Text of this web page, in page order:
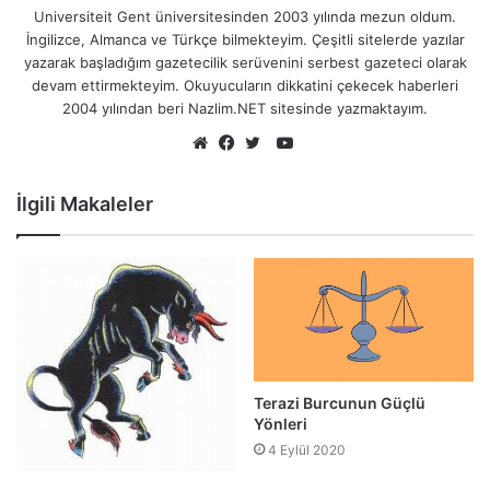
Universiteit Gent üniversitesinden 2003 yılında mezun oldum.
İngilizce, Almanca ve Türkçe bilmekteyim. Çeşitli sitelerde yazılar
yazarak başladığım gazetecilik serüvenini serbest gazeteci olarak
devam ettirmekteyim. Okuyucuların dikkatini çekecek haberleri
2004 yılından beri Nazlim.NET sitesinde yazmaktayım.
YouTube
İlgili Makaleler
Terazi Burcunun Güçlü
Yönleri
4 Eylül 2020